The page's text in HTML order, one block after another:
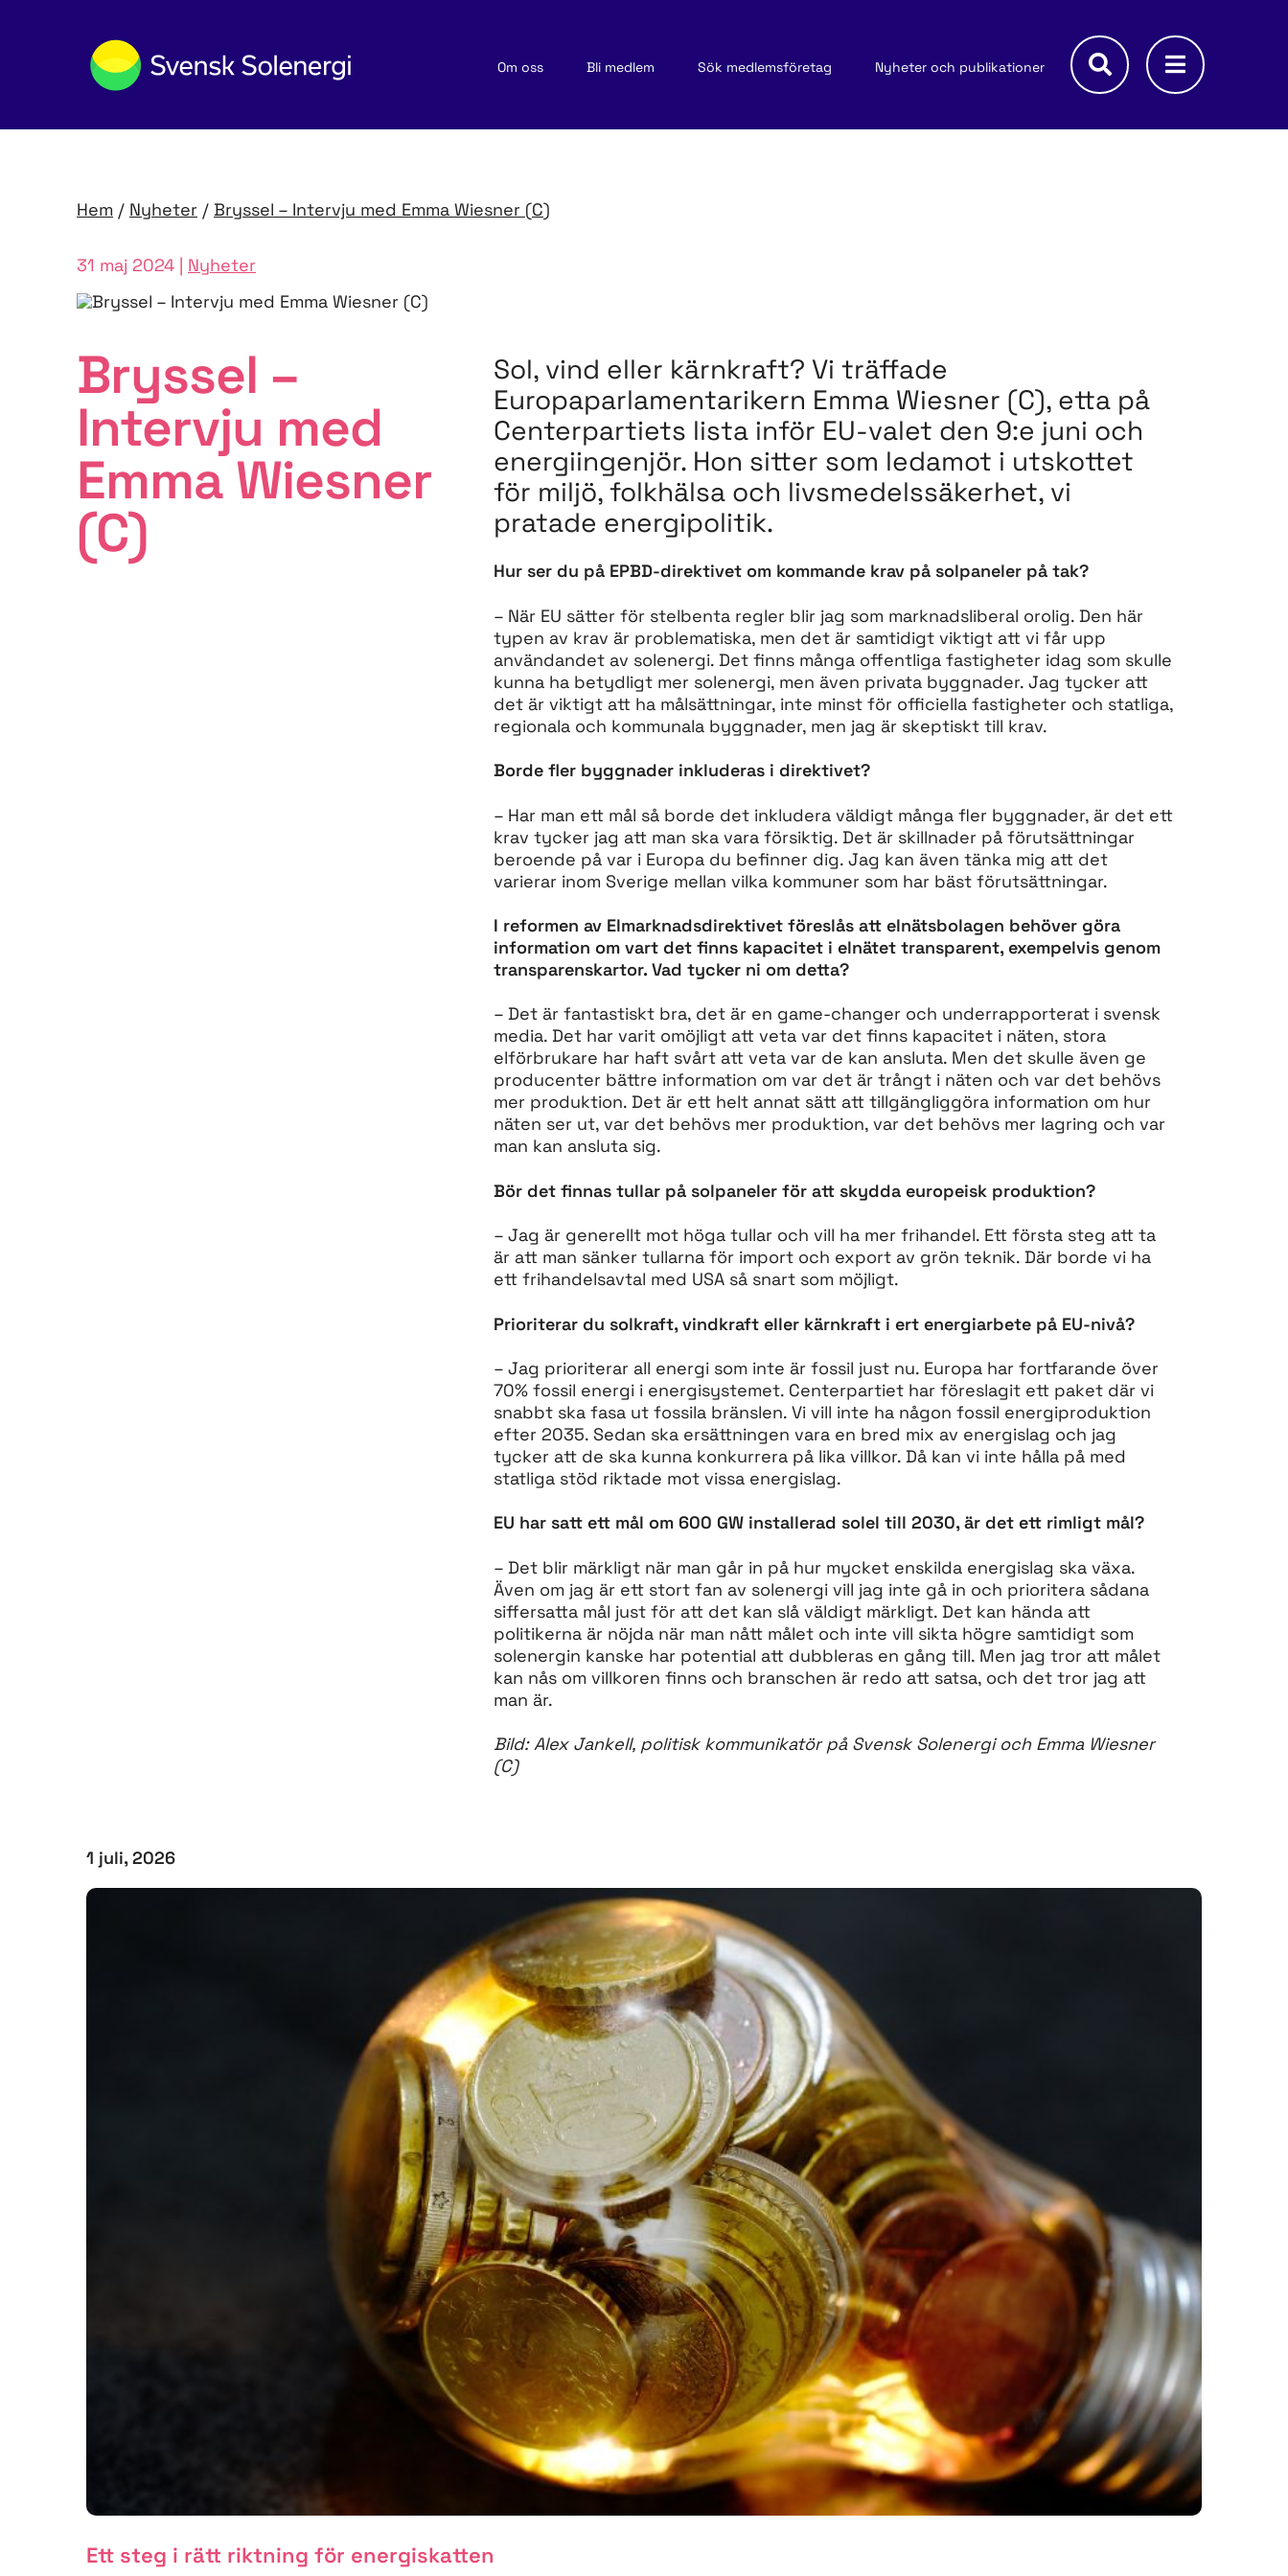
Om oss Bli medlem Sök medlemsföretag Nyheter och publikationer
Hem / Nyheter / Bryssel – Intervju med Emma Wiesner (C)
31 maj 2024 | Nyheter
Bryssel –
Intervju med
Emma Wiesner
(C)
Sol, vind eller kärnkraft? Vi träffade
Europaparlamentarikern Emma Wiesner (C), etta på
Centerpartiets lista inför EU-valet den 9:e juni och
energiingenjör. Hon sitter som ledamot i utskottet
för miljö, folkhälsa och livsmedelssäkerhet, vi
pratade energipolitik.
Hur ser du på EPBD-direktivet om kommande krav på solpaneler på tak?
– När EU sätter för stelbenta regler blir jag som marknadsliberal orolig. Den här
typen av krav är problematiska, men det är samtidigt viktigt att vi får upp
användandet av solenergi. Det finns många offentliga fastigheter idag som skulle
kunna ha betydligt mer solenergi, men även privata byggnader. Jag tycker att
det är viktigt att ha målsättningar, inte minst för officiella fastigheter och statliga,
regionala och kommunala byggnader, men jag är skeptiskt till krav.
Borde fler byggnader inkluderas i direktivet?
– Har man ett mål så borde det inkludera väldigt många fler byggnader, är det ett
krav tycker jag att man ska vara försiktig. Det är skillnader på förutsättningar
beroende på var i Europa du befinner dig. Jag kan även tänka mig att det
varierar inom Sverige mellan vilka kommuner som har bäst förutsättningar.
I reformen av Elmarknadsdirektivet föreslås att elnätsbolagen behöver göra
information om vart det finns kapacitet i elnätet transparent, exempelvis genom
transparenskartor. Vad tycker ni om detta?
– Det är fantastiskt bra, det är en game-changer och underrapporterat i svensk
media. Det har varit omöjligt att veta var det finns kapacitet i näten, stora
elförbrukare har haft svårt att veta var de kan ansluta. Men det skulle även ge
producenter bättre information om var det är trångt i näten och var det behövs
mer produktion. Det är ett helt annat sätt att tillgängliggöra information om hur
näten ser ut, var det behövs mer produktion, var det behövs mer lagring och var
man kan ansluta sig.
Bör det finnas tullar på solpaneler för att skydda europeisk produktion?
– Jag är generellt mot höga tullar och vill ha mer frihandel. Ett första steg att ta
är att man sänker tullarna för import och export av grön teknik. Där borde vi ha
ett frihandelsavtal med USA så snart som möjligt.
Prioriterar du solkraft, vindkraft eller kärnkraft i ert energiarbete på EU-nivå?
– Jag prioriterar all energi som inte är fossil just nu. Europa har fortfarande över
70% fossil energi i energisystemet. Centerpartiet har föreslagit ett paket där vi
snabbt ska fasa ut fossila bränslen. Vi vill inte ha någon fossil energiproduktion
efter 2035. Sedan ska ersättningen vara en bred mix av energislag och jag
tycker att de ska kunna konkurrera på lika villkor. Då kan vi inte hålla på med
statliga stöd riktade mot vissa energislag.
EU har satt ett mål om 600 GW installerad solel till 2030, är det ett rimligt mål?
– Det blir märkligt när man går in på hur mycket enskilda energislag ska växa.
Även om jag är ett stort fan av solenergi vill jag inte gå in och prioritera sådana
siffersatta mål just för att det kan slå väldigt märkligt. Det kan hända att
politikerna är nöjda när man nått målet och inte vill sikta högre samtidigt som
solenergin kanske har potential att dubbleras en gång till. Men jag tror att målet
kan nås om villkoren finns och branschen är redo att satsa, och det tror jag att
man är.
Bild: Alex Jankell, politisk kommunikatör på Svensk Solenergi och Emma Wiesner
(C)
1 juli, 2026
Ett steg i rätt riktning för energiskatten